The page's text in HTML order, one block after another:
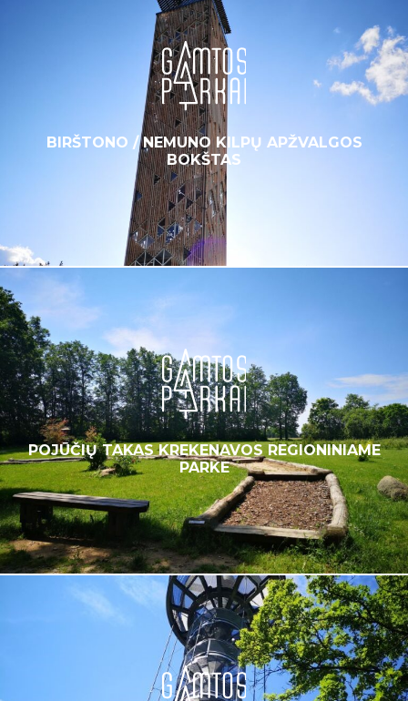
BIRŠTONO / NEMUNO KILPŲ APŽVALGOS
BOKŠTAS
POJŪČIŲ TAKAS KREKENAVOS REGIONINIAME
PARKE